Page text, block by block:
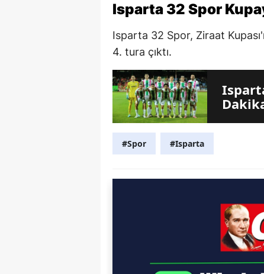
Isparta 32 Spor
Isparta 32 Spor, Ziraat
4. tura çıktı.
#Spor #Isparta